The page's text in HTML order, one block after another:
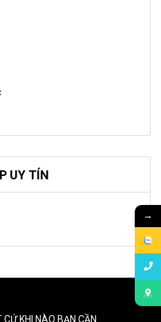
UY TÍN
CỨ KHI NÀO BẠN CẦN
→